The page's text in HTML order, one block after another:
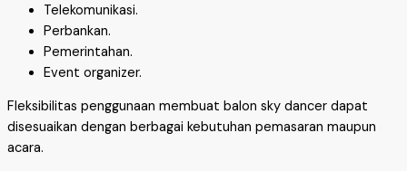
Telekomunikasi.
Perbankan.
Pemerintahan.
Event organizer.
Fleksibilitas penggunaan membuat balon sky dancer dapat
disesuaikan dengan berbagai kebutuhan pemasaran maupun
acara.